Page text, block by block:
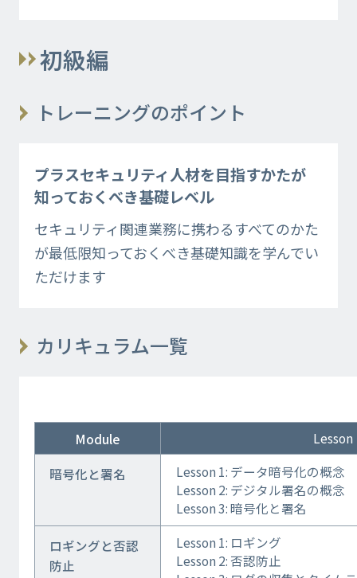
初級編
トレーニングのポイント
プラスセキュリティ人材を目指すかたが
知っておくべき基礎レベル
セキュリティ関連業務に携わるすべてのかた
が最低限知っておくべき基礎知識を学んでい
ただけます
カリキュラム一覧
Module Lesson
暗号化と署名
Lesson 1: データ暗号化の概念
Lesson 2: デジタル署名の概念
Lesson 3: 暗号化と署名
ロギングと否認
防止
Lesson 1: ロギング
Lesson 2: 否認防止